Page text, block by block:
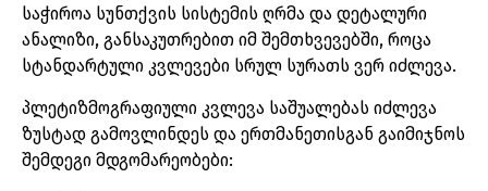
საჭიროა სუნთქვის სისტემის ღრმა და დეტალური
ანალიზი, განსაკუთრებით იმ შემთხვევებში, როცა
სტანდარტული კვლევები სრულ სურათს ვერ იძლევა.
პლეტიზმოგრაფიული კვლევა საშუალებას იძლევა
ზუსტად გამოვლინდეს და ერთმანეთისგან გაიმიჯნოს
შემდეგი მდგომარეობები: